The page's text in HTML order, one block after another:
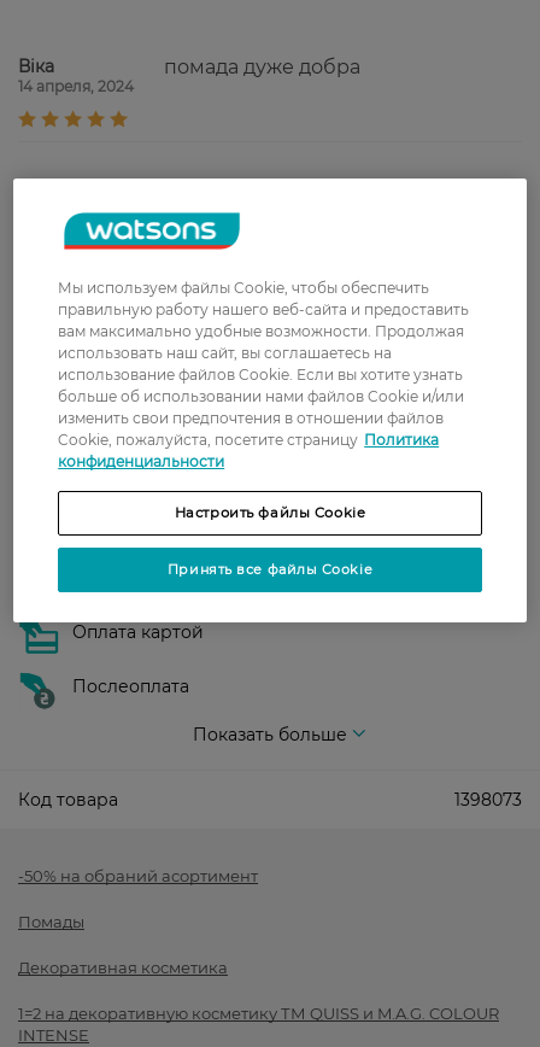
Віка
14 апреля, 2024
помада дуже добра
Новая почта
В отделение Новой почты - 99 грн, бесплатно
от 699 грн
Укрпочта
Стоимость доставки – 79 грн, бесплатная
доставка от – 599 грн
Забрать сегодня в магазине Watsons
Стоимость доставки – 0 грн
Показать больше
Оплата картой
Послеоплата
Показать больше
Код товара 1398073
-50% на обраний асортимент
Помады
Декоративная косметика
1=2 на декоративную косметику ТМ QUISS и M.A.G. COLOUR
INTENSE
Мы используем файлы Cookie, чтобы обеспечить
правильную работу нашего веб-сайта и предоставить
вам максимально удобные возможности. Продолжая
использовать наш сайт, вы соглашаетесь на
использование файлов Cookie. Если вы хотите узнать
больше об использовании нами файлов Cookie и/или
изменить свои предпочтения в отношении файлов
Cookie, пожалуйста, посетите страницу Политика
конфиденциальности
Настроить файлы Cookie
Принять все файлы Cookie